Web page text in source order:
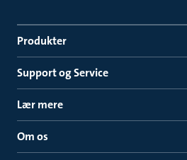
Produkter
Support og Service
Lær mere
Om os